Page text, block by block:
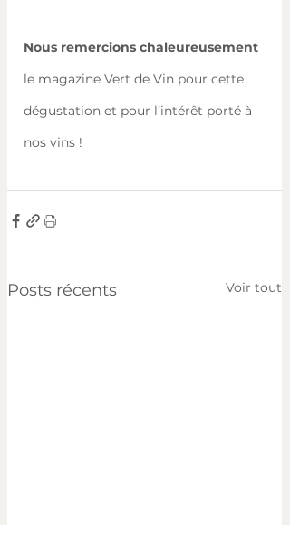
Nous remercions chaleureusement
le magazine Vert de Vin pour cette
dégustation et pour l’intérêt porté à
nos vins !
Posts récents Voir tout